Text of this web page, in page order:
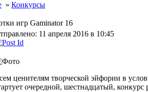
» Конкурсы
игр Gaminator 16
11 апреля 2016 в 10:45
ценителям творческой эйфории в
очередной, шестнадцатый, конкурс